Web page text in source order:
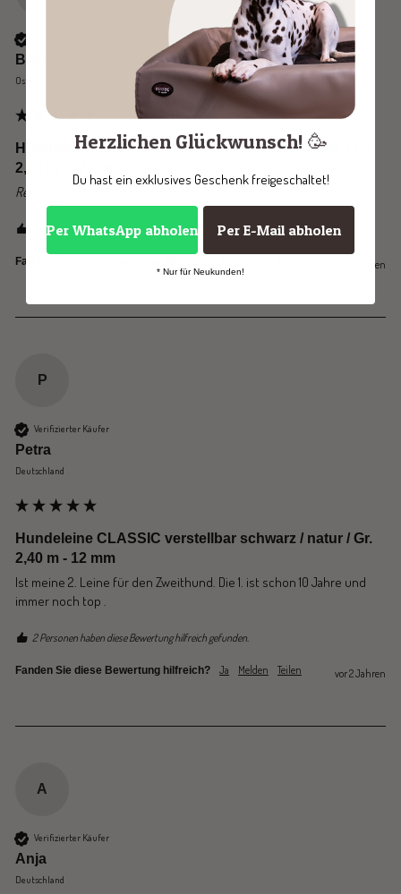
Bianca
Osten, Deutschland
Hundeleine CLASSIC verstellbar schwarz / natur / Gr.
2,40 m - 12 mm
Rezensent hat keine Kommentare hinterlassen.
1 Person hat diese Bewertung hilfreich gefunden.
Fanden Sie diese Bewertung hilfreich? vor 2 Jahren
P
Verifizierter Käufer
Petra
Deutschland
Hundeleine CLASSIC verstellbar schwarz / natur / Gr.
2,40 m - 12 mm
Ist meine 2. Leine für den Zweithund. Die 1. ist schon 10 Jahre und
immer noch top .
2 Personen haben diese Bewertung hilfreich gefunden.
Fanden Sie diese Bewertung hilfreich? Ja Melden Teilen vor 2 Jahren
A
Verifizierter Käufer
Anja
Deutschland
Herzlichen Glückwunsch! 🥳
Du hast ein exklusives Geschenk freigeschaltet!
Per WhatsApp abholen Per E-Mail abholen
* Nur für Neukunden!